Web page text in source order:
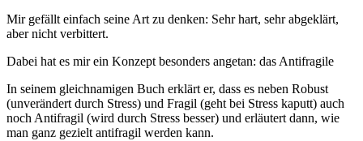
Mir gefällt einfach seine Art zu denken: Sehr hart, sehr abgeklärt,
aber nicht verbittert.
Dabei hat es mir ein Konzept besonders angetan: das Antifragile
In seinem gleichnamigen Buch erklärt er, dass es neben Robust
(unverändert durch Stress) und Fragil (geht bei Stress kaputt) auch
noch Antifragil (wird durch Stress besser) und erläutert dann, wie
man ganz gezielt antifragil werden kann.